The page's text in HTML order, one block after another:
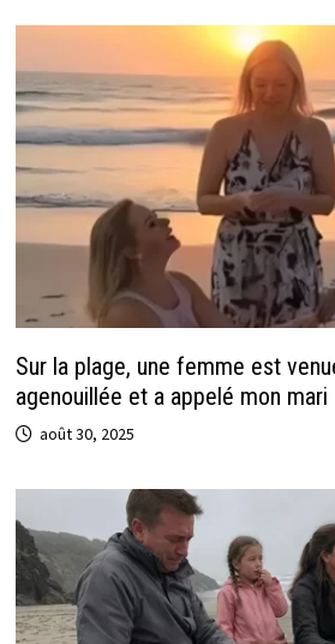
Sur la plage, une femme est
agenouillée et a appelé mon
août 30, 2025